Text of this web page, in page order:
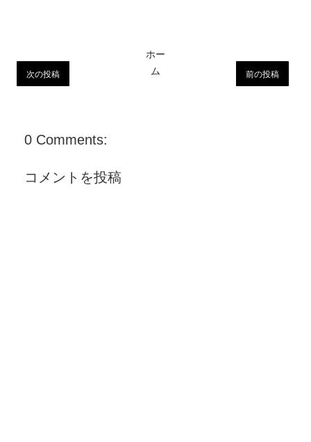
次の投稿 前の投稿
ホー
ム
0 Comments:
コメントを投稿